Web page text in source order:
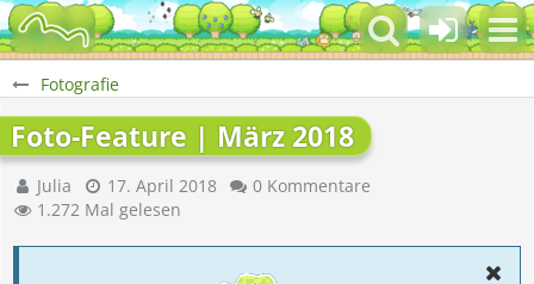
Fotografie
Foto-Feature | März 2018
Julia 17. April 2018
0 Kommentare
1.272 Mal gelesen